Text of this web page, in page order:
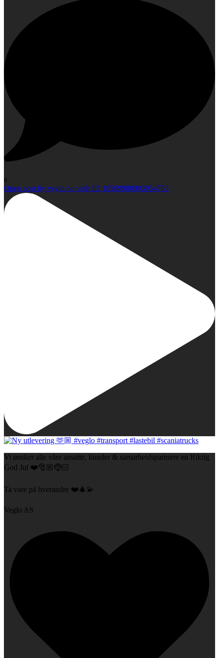
0
Open post by veglo.no with ID 18569980903054753
Vi ønsker alle våre ansatte, kunder & samarbeidspartnere en Riktig
God Jul ❤️🎅🏼🤶🏻
Ta vare på hverandre ❤️🎄💫
Veglo AS